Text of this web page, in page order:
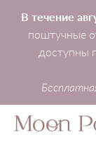
В течение
поштучные
доступны